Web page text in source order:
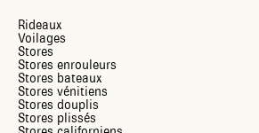
Rideaux
Voilages
Stores
Stores enrouleurs
Stores bateaux
Stores vénitiens
Stores douplis
Stores plissés